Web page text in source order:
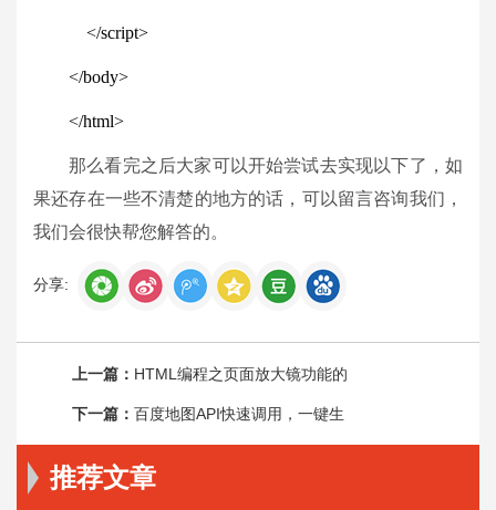
</script>
</body>
</html>
那么看完之后大家可以开始尝试去实现以下了，如
果还存在一些不清楚的地方的话，可以留言咨询我们，
我们会很快帮您解答的。
分享:
上一篇： HTML编程之页面放大镜功能的
下一篇： 百度地图API快速调用，一键生
推荐文章